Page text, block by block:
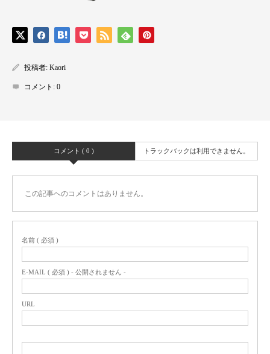
投稿者: Kaori
コメント: 0
コメント ( 0 ) トラックバックは利用できません。
この記事へのコメントはありません。
名前 ( 必須 )
E-MAIL ( 必須 ) - 公開されません -
URL